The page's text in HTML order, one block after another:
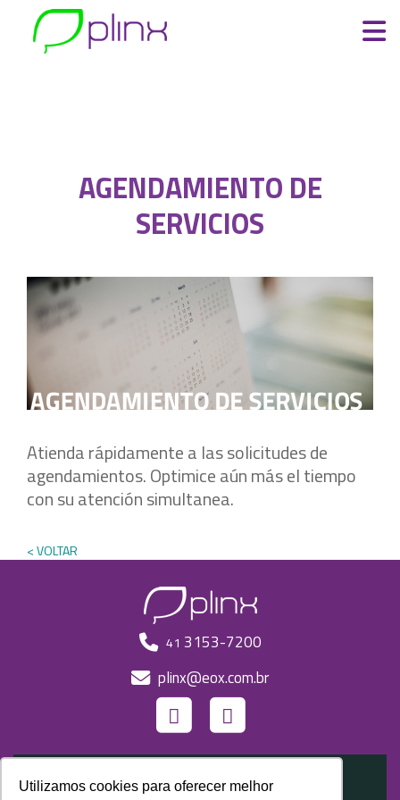
Utilizamos cookies para oferecer melhor
AGENDAMIENTO DE
SERVICIOS
Atienda rápidamente a las solicitudes de
agendamientos. Optimice aún más el tiempo
con su atención simultanea.
< VOLTAR
41 3153-7200
plinx@eox.com.br